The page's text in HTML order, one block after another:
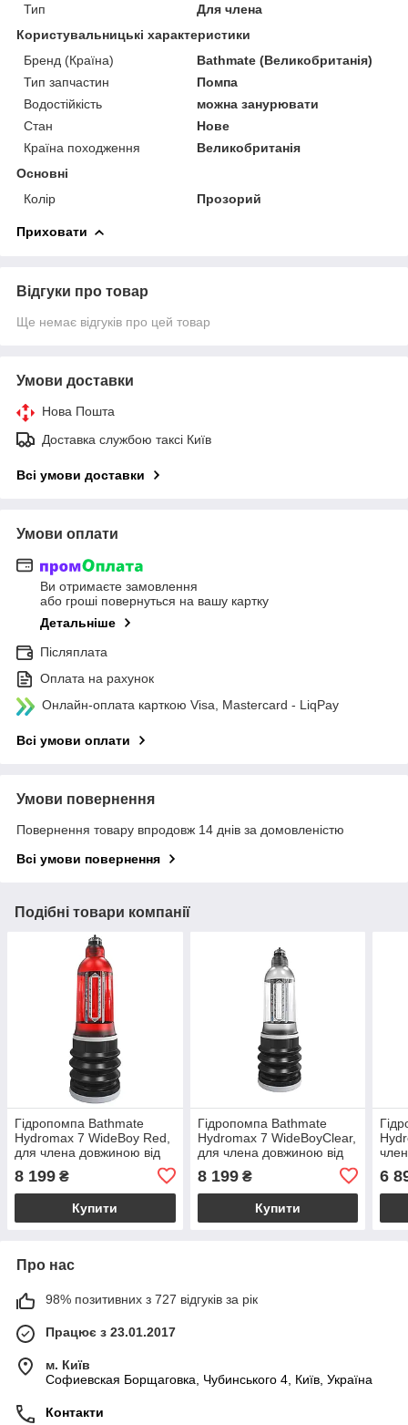
Тип
Для члена
Користувальницькі характеристики
Бренд (Країна)
Bathmate (Великобританія)
Тип запчастин
Помпа
Водостійкість
можна занурювати
Стан
Нове
Країна походження
Великобританія
Основні
Колір
Прозорий
Приховати
Відгуки про товар
Ще немає відгуків про цей товар
Умови доставки
Нова Пошта
Доставка службою таксі Київ
Всі умови доставки
Умови оплати
Ви отримаєте замовлення
або гроші повернуться на вашу картку
Детальніше
Післяплата
Оплата на рахунок
Онлайн-оплата карткою Visa, Mastercard - LiqPay
Всі умови оплати
Умови повернення
Повернення товару впродовж 14 днів за домовленістю
Всі умови повернення
Подібні товари компанії
Гідропомпа Bathmate
Hydromax 7 WideBoy Red,
для члена довжиною від
12,5 до 18 см, діаметр до
5,5 см
8 199 ₴
Купити
Гідропомпа Bathmate
Hydromax 7 WideBoyClear,
для члена довжиною від
12,5 до 18 см, діаметр до
5,5 см
8 199₴
Купити
6
Про нас
98% позитивних з 727 відгуків за рік
Працює з 23.01.2017
м. Київ
Софиевская Борщаговка, Чубинського 4, Київ, Україна
Контакти